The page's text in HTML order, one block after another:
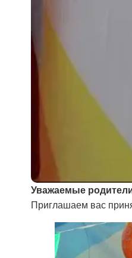
Уважаемые
Приглашаем вас